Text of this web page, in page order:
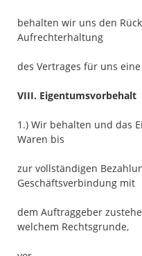
behalten wir uns den
Aufrechterhaltung
des Vertrages für uns
VIII. Eigentumsvorbehalt
1.) Wir behalten und das
Waren bis
zur vollständigen
Geschäftsverbindung mit
dem Auftraggeber
welchem Rechtsgrunde,